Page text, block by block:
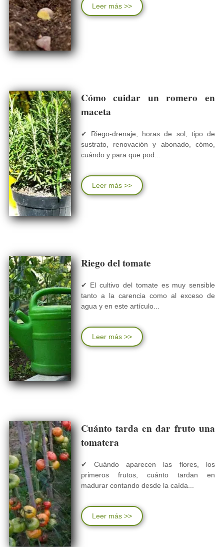
Leer más >>
Cómo cuidar un romero en
maceta
✔ Riego-drenaje, horas de sol, tipo de
sustrato, renovación y abonado, cómo,
cuándo y para que pod...
Leer más >>
Riego del tomate
✔ El cultivo del tomate es muy sensible
tanto a la carencia como al exceso de
agua y en este artículo...
Leer más >>
Cuánto tarda en dar fruto una
tomatera
✔ Cuándo aparecen las flores, los
primeros frutos, cuánto tardan en
madurar contando desde la caída...
Leer más >>